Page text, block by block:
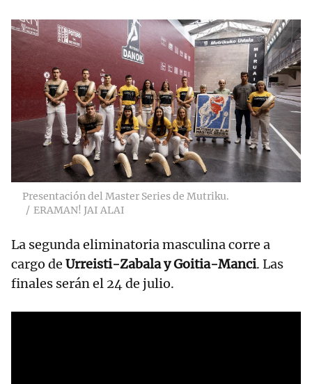
Presentación del Master Series de Mutriku.
ERAMAN! JAI ALAI
La segunda eliminatoria masculina corre a
cargo de Urreisti-Zabala y Goitia-Manci. Las
finales serán el 24 de julio.